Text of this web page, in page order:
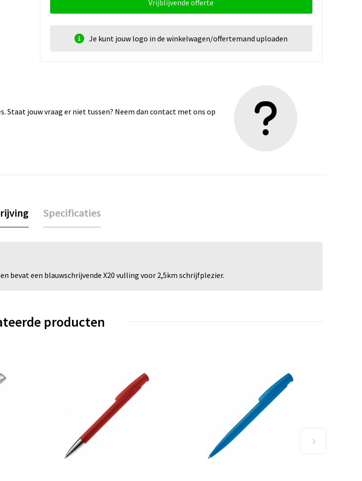
Vrijblijvende offerte
Je kunt jouw logo in de winkelwagen/offertemand uploaden
jouw vraag er niet tussen? Neem dan contact met ons op
Specificaties
bevat een blauwschrijvende X20 vulling voor 2,5km schrijfplezier.
producten